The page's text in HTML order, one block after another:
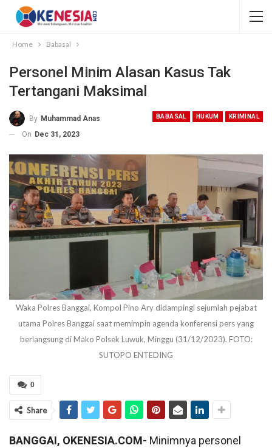
Home Babasal
Personel Minim Alasan Kasus Tak
Tertangani Maksimal
BABASAL HUKUM KRIMINAL
By Muhammad Anas
On Dec 31, 2023
Waka Polres Banggai, Kompol Pino Ary didampingi sejumlah pejabat
utama Polres Banggai saat memimpin agenda konferensi pers yang
berlangsung di Mako Polsek Luwuk, Minggu (31/12/2023). FOTO:
SUTOPO ENTEDING
0
Share
BANGGAI, OKENESIA.COM- Minimnya personel